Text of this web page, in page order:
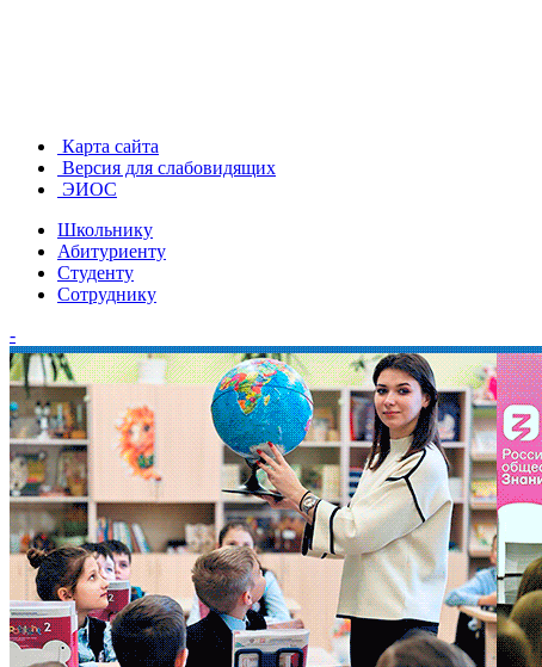
Карта сайта
Версия для слабовидящих
ЭИОС
Школьнику
Абитуриенту
Студенту
Сотруднику
-